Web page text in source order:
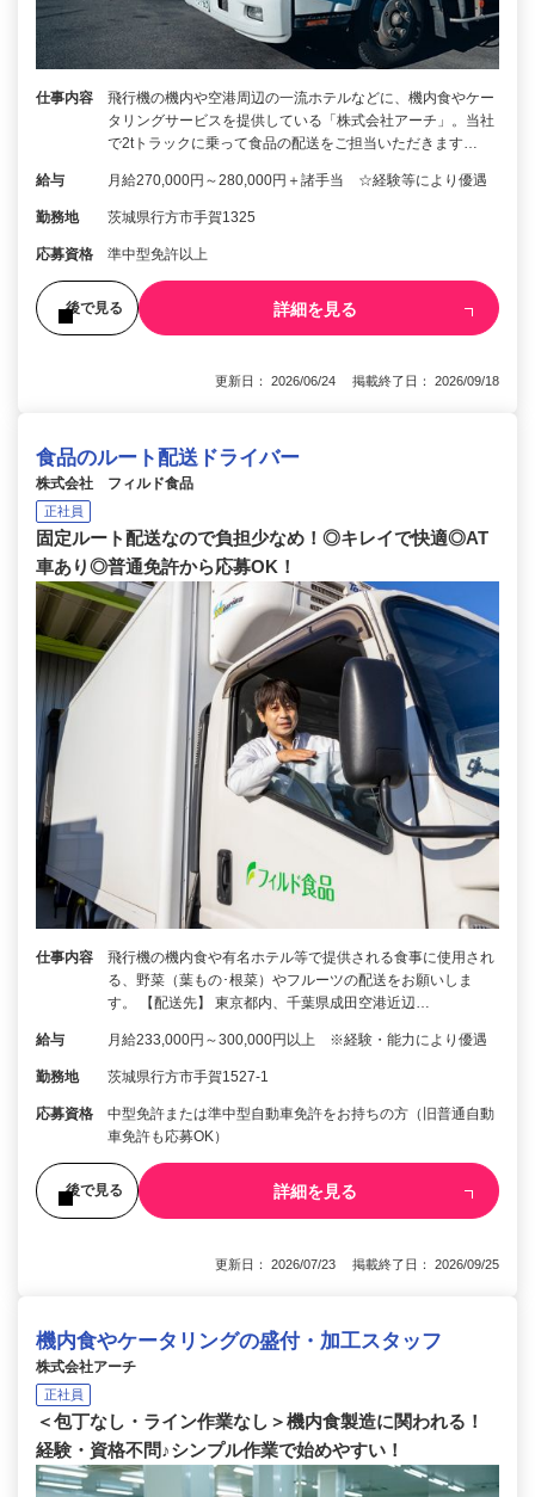
仕事内容
飛行機の機内や空港周辺の一流ホテルなどに、機内食やケー
タリングサービスを提供している「株式会社アーチ」。当社
で2tトラックに乗って食品の配送をご担当いただきます…
給与 月給270,000円～280,000円＋諸手当 ☆経験等により優遇
勤務地 茨城県行方市手賀1325
応募資格 準中型免許以上
後で見る 詳細を見る
更新日： 2026/06/24 掲載終了日： 2026/09/18
食品のルート配送ドライバー
株式会社 フィルド食品
正社員
固定ルート配送なので負担少なめ！◎キレイで快適◎AT
車あり◎普通免許から応募OK！
仕事内容
飛行機の機内食や有名ホテル等で提供される食事に使用され
る、野菜（葉もの･根菜）やフルーツの配送をお願いしま
す。 【配送先】 東京都内、千葉県成田空港近辺…
給与 月給233,000円～300,000円以上 ※経験・能力により優遇
勤務地 茨城県行方市手賀1527-1
応募資格
中型免許または準中型自動車免許をお持ちの方（旧普通自動
車免許も応募OK）
後で見る 詳細を見る
更新日： 2026/07/23 掲載終了日： 2026/09/25
機内食やケータリングの盛付・加工スタッフ
株式会社アーチ
正社員
＜包丁なし・ライン作業なし＞機内食製造に関われる！
経験・資格不問♪シンプル作業で始めやすい！